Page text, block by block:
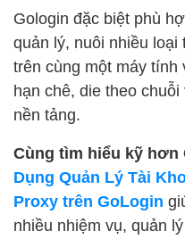
Gologin đặc biệt phù
quản lý, nuôi nhiều loại
trên cùng một máy tính
hạn chê, die theo
nền tảng.
Cùng tìm hiểu kỹ hơn
Dụng Quản Lý Tài
Proxy trên GoLogin
nhiều nhiệm vụ, quản